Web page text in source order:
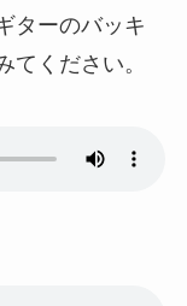
ターのバッキ
てください。